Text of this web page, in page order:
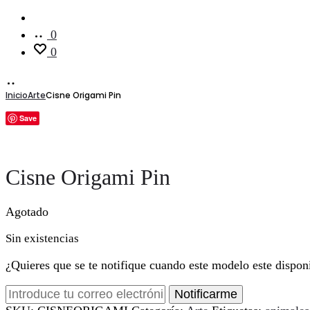
0
0
InicioArteCisne Origami Pin
Save
Cisne Origami Pin
Agotado
Sin existencias
¿Quieres que se te notifique cuando este modelo este
Notificarme